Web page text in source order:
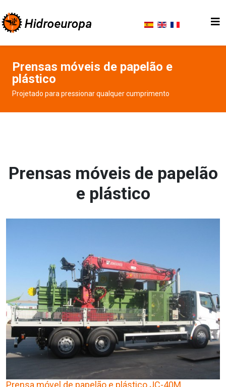
Prensas móveis de papelão e
plástico
Projetado para pressionar qualquer cumprimento
Prensas móveis de papelão
e plástico
Prensa móvel de papelão e plástico JC-40M